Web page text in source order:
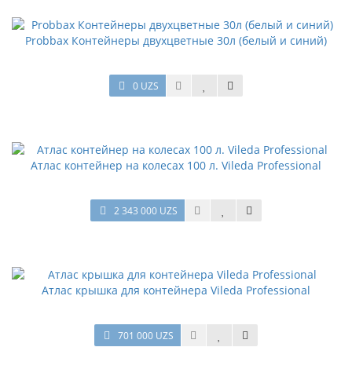
Probbax Контейнеры двухцветные 30л (белый и синий)
0 UZS
Атлас контейнер на колесах 100 л. Vileda Professional
2 343 000 UZS
Атлас крышка для контейнера Vileda Professional
701 000 UZS